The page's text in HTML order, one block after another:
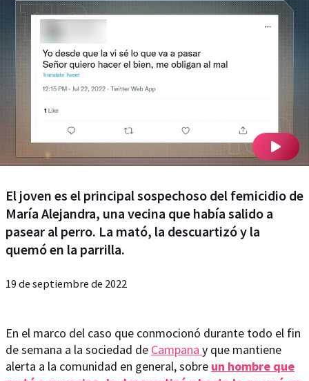
El joven es el principal sospechoso del femicidio de
María Alejandra, una vecina que había salido a
pasear al perro. La mató, la descuartizó y la
quemó en la parrilla.
19 de septiembre de 2022
En el marco del caso que conmocionó durante todo el fin
de semana a la sociedad de Campana y que mantiene
alerta a la comunidad en general, sobre un hombre que